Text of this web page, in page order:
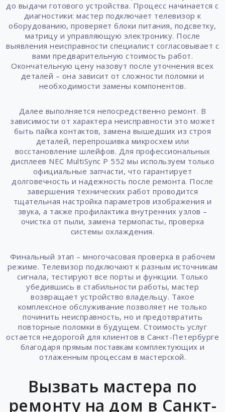
до выдачи готового устройства. Процесс начинается с
диагностики: мастер подключает телевизор к
оборудованию, проверяет блоки питания, подсветку,
матрицу и управляющую электронику. После
выявления неисправности специалист согласовывает с
вами предварительную стоимость работ.
Окончательную цену назовут после уточнения всех
деталей – она зависит от сложности поломки и
необходимости замены компонентов.
Далее выполняется непосредственно ремонт. В
зависимости от характера неисправности это может
быть пайка контактов, замена вышедших из строя
деталей, перепрошивка микросхем или
восстановление шлейфов. Для профессиональных
дисплеев NEC MultiSync P 552 мы используем только
официальные запчасти, что гарантирует
долговечность и надежность после ремонта. После
завершения технических работ проводится
тщательная настройка параметров изображения и
звука, а также профилактика внутренних узлов –
очистка от пыли, замена термопасты, проверка
системы охлаждения.
Финальный этап – многочасовая проверка в рабочем
режиме. Телевизор подключают к разным источникам
сигнала, тестируют все порты и функции. Только
убедившись в стабильности работы, мастер
возвращает устройство владельцу. Такое
комплексное обслуживание позволяет не только
починить неисправность, но и предотвратить
повторные поломки в будущем. Стоимость услуг
остается недорогой для клиентов в Санкт-Петербурге
благодаря прямым поставкам комплектующих и
отлаженным процессам в мастерской.
Вызвать мастера по
ремонту на дом в Санкт-